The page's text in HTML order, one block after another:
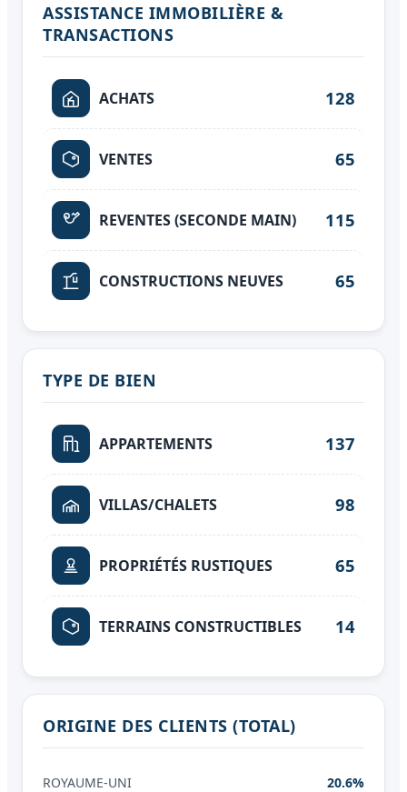
ASSISTANCE IMMOBILIÈRE &
TRANSACTIONS
ACHATS 128
VENTES 65
REVENTES (SECONDE MAIN) 115
CONSTRUCTIONS NEUVES 65
TYPE DE BIEN
APPARTEMENTS 137
VILLAS/CHALETS 98
PROPRIÉTÉS RUSTIQUES 65
TERRAINS CONSTRUCTIBLES 14
ORIGINE DES CLIENTS (TOTAL)
ROYAUME-UNI
20.6%